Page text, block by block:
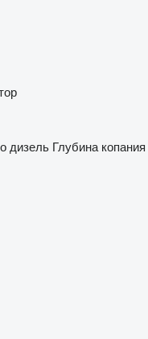
дизель Глубина копания